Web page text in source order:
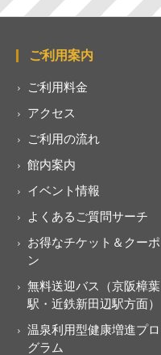
ご利用案内
ご利用料金
アクセス
ご利用の流れ
館内案内
イベント情報
よくあるご質問サーチ
お得なチケット＆クーポ
ン
無料送迎バス（京阪樟葉
駅・近鉄新田辺駅方面）
温泉利用型健康増進プロ
グラム